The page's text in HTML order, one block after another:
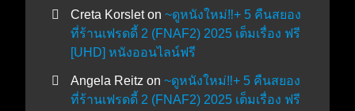
Creta Korsleton ~ดูหนังใหม่‼️+ 5 คืนสยอง
ที่ร้านเฟรดดี้ 2 (FNAF2) 2025 เต็มเรื่อง ฟรี
[UHD] หนังออนไลน์ฟรี
Angela Reitz on ~ดูหนังใหม่‼️+ 5 คืนสยอง
ที่ร้านเฟรดดี้ 2 (FNAF2) 2025 เต็มเรื่อง ฟรี